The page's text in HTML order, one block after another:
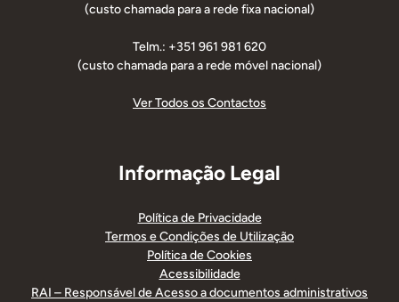
(custo chamada para a rede fixa nacional)
Telm.: +351 961 981 620
(custo chamada para a rede móvel nacional)
Ver Todos os Contactos
Informação Legal
Política de Privacidade
Termos e Condições de Utilização
Política de Cookies
Acessibilidade
RAI – Responsável de Acesso a documentos administrativos